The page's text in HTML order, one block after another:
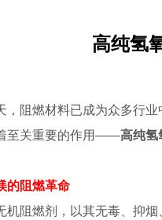
高纯氢
，阻燃材料已成为众多行
至关重要的作用——高纯氢
的阻燃革命
机阻燃剂，以其无毒、抑